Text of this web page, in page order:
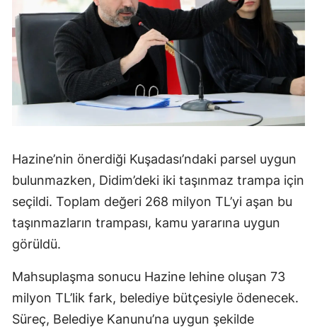
Hazine’nin önerdiği Kuşadası’ndaki parsel uygun
bulunmazken, Didim’deki iki taşınmaz trampa için
seçildi. Toplam değeri 268 milyon TL’yi aşan bu
taşınmazların trampası, kamu yararına uygun
görüldü.
Mahsuplaşma sonucu Hazine lehine oluşan 73
milyon TL’lik fark, belediye bütçesiyle ödenecek.
Süreç, Belediye Kanunu’na uygun şekilde